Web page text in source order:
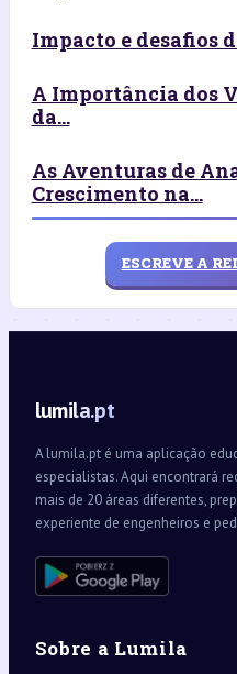
Impacto e desafios
A Importância dos
da...
As Aventuras de
Crescimento na...
ESCREVE A
lumila.pt
A lumila.pt é uma aplicação
especialistas. Aqui encontrará
mais de 20 áreas diferentes,
experiente de engenheiros e
Sobre a Lumila